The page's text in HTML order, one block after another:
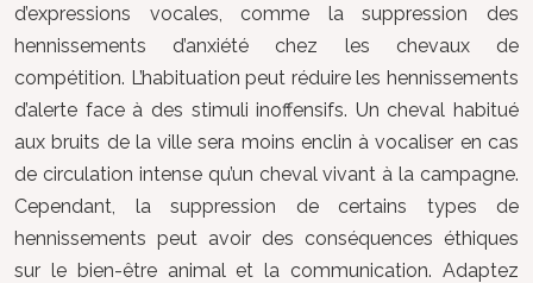
d’expressions vocales, comme la suppression des
hennissements d’anxiété chez les chevaux de
compétition. L’habituation peut réduire les hennissements
d’alerte face à des stimuli inoffensifs. Un cheval habitué
aux bruits de la ville sera moins enclin à vocaliser en cas
de circulation intense qu’un cheval vivant à la campagne.
Cependant, la suppression de certains types de
hennissements peut avoir des conséquences éthiques
sur le bien-être animal et la communication. Adaptez